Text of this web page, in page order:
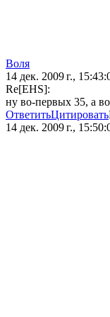
Воля
14 дек. 2009 г.,
Re[EHS]:
ну во-первых 35, а
ОтветитьЦитировать
14 дек. 2009 г.,